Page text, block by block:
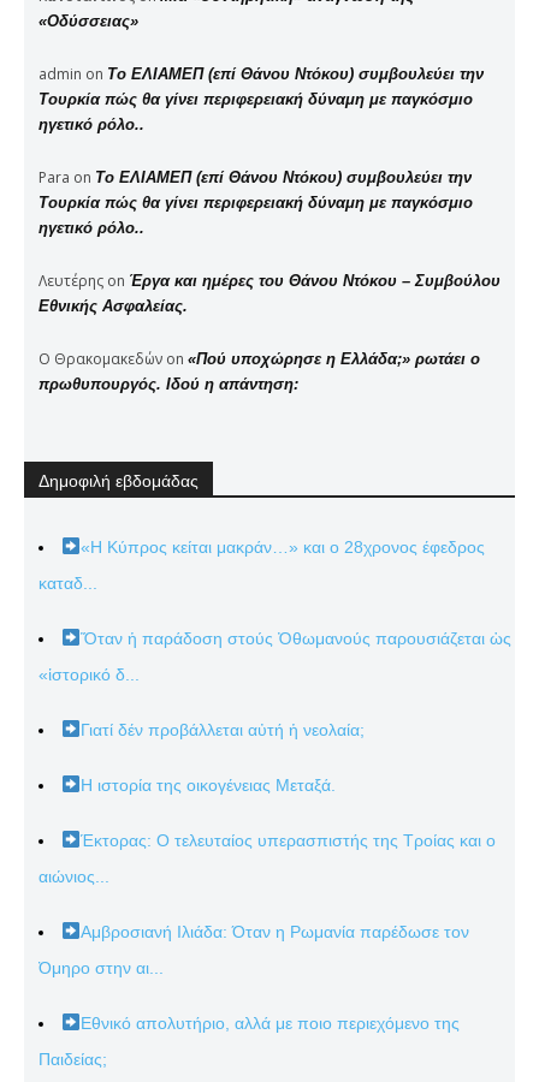
«Οδύσσειας»
admin on Το ΕΛΙΑΜΕΠ (επί Θάνου Ντόκου) συμβουλεύει την
Τουρκία πώς θα γίνει περιφερειακή δύναμη με παγκόσμιο
ηγετικό ρόλο..
Para on Το ΕΛΙΑΜΕΠ (επί Θάνου Ντόκου) συμβουλεύει την
Τουρκία πώς θα γίνει περιφερειακή δύναμη με παγκόσμιο
ηγετικό ρόλο..
Λευτέρης on Έργα και ημέρες του Θάνου Ντόκου – Συμβούλου
Εθνικής Ασφαλείας.
Ο Θρακομακεδών on «Πού υποχώρησε η Ελλάδα;» ρωτάει ο
πρωθυπουργός. Ιδού η απάντηση:
Δημοφιλή εβδομάδας
«Η Κύπρος κείται μακράν…» και ο 28χρονος έφεδρος
καταδ...
Ὅταν ἡ παράδοση στούς Ὀθωμανούς παρουσιάζεται ὡς
«ἱστορικό δ...
Γιατί δέν προβάλλεται αὐτή ἡ νεολαία;
Η ιστορία της οικογένειας Μεταξά.
Έκτορας: Ο τελευταίος υπερασπιστής της Τροίας και ο
αιώνιος...
Αμβροσιανή Ιλιάδα: Όταν η Ρωμανία παρέδωσε τον
Όμηρο στην αι...
Εθνικό απολυτήριο, αλλά με ποιο περιεχόμενο της
Παιδείας;